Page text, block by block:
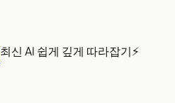
최신 AI 쉽게 깊게 따라잡기⚡